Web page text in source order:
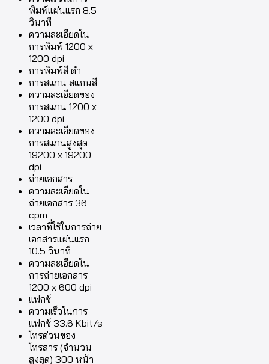
พิมพ์แผ่นแรก 8.5
วินาที
ความละเอียดใน
การพิมพ์ 1200 x
1200 dpi
การพิมพ์สี ดำ
การสแกน สแกนสี
ความละเอียดของ
การสแกน 1200 x
1200 dpi
ความละเอียดของ
การสแกนสูงสุด
19200 x 19200
dpi
ถ่ายเอกสาร
ความละเอียดใน
ถ่ายเอกสาร 36
cpm
เวลาที่ใช้ในการถ่าย
เอกสารแผ่นแรก
10.5 วินาที
ความละเอียดใน
การถ่ายเอกสาร
1200 x 600 dpi
แฟกซ์
ความเร็วในการ
แฟกซ์ 33.6 Kbit/s
โทรด่วนของ
โทรสาร (จำนวน
สูงสุด) 300 หน้า